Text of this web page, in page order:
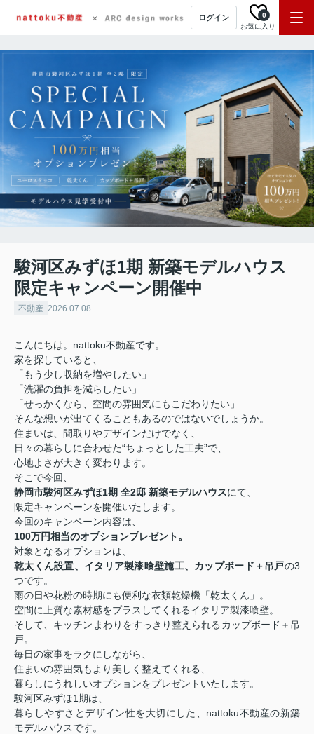
ログイン
お気に入り
0
駿河区みずほ1期 新築モデルハウス
限定キャンペーン開催中
不動産 2026.07.08
こんにちは。nattoku不動産です。
家を探していると、
「もう少し収納を増やしたい」
「洗濯の負担を減らしたい」
「せっかくなら、空間の雰囲気にもこだわりたい」
そんな想いが出てくることもあるのではないでしょうか。
住まいは、間取りやデザインだけでなく、
日々の暮らしに合わせた“ちょっとした工夫”で、
心地よさが大きく変わります。
そこで今回、
静岡市駿河区みずほ1期 全2邸 新築モデルハウスにて、
限定キャンペーンを開催いたします。
今回のキャンペーン内容は、
100万円相当のオプションプレゼント。
対象となるオプションは、
乾太くん設置、イタリア製漆喰壁施工、カップボード＋吊戸の3
つです。
雨の日や花粉の時期にも便利な衣類乾燥機「乾太くん」。
空間に上質な素材感をプラスしてくれるイタリア製漆喰壁。
そして、キッチンまわりをすっきり整えられるカップボード＋吊
戸。
毎日の家事をラクにしながら、
住まいの雰囲気もより美しく整えてくれる、
暮らしにうれしいオプションをプレゼントいたします。
駿河区みずほ1期は、
暮らしやすさとデザイン性を大切にした、nattoku不動産の新築
モデルハウスです。